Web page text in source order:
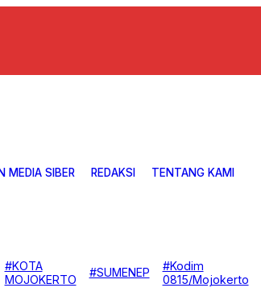
MEDIA SIBER REDAKSI TENTANG KAMI
#KOTA
MOJOKERTO
#SUMENEP
#Kodim
0815/Mojokerto